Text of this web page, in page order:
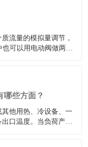
型尺寸及性能参数
流量的模拟量调节，
可以用电动阀做两位
量的，可以做调节。
哪些方面？
他用热、冷设备、一
口温度。当负荷产生